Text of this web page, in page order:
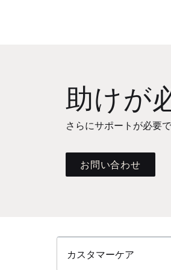
助けが
さらにサポートが必要
お問い合わせ
カスタマーケア